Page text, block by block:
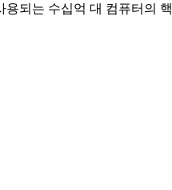
되는 수십억 대 컴퓨터의